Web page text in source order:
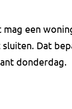
een
Dat
donderdag.